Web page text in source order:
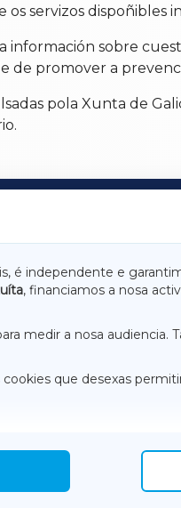
servizos dispoñibles
información sobre
de promover a
pola Xunta de
é independente e
, financiamos a nosa
medir a nosa audiencia.
que desexas
LUGOXA
RIBEIRASACRAXA
HEMEROTECA